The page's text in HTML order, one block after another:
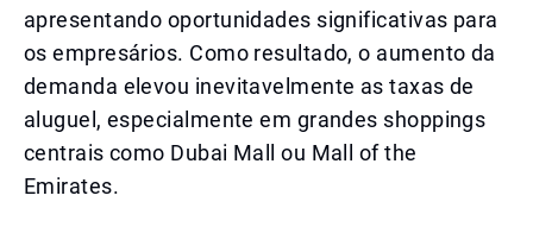
apresentando oportunidades significativas para
os empresários. Como resultado, o aumento da
demanda elevou inevitavelmente as taxas de
aluguel, especialmente em grandes shoppings
centrais como Dubai Mall ou Mall of the
Emirates.